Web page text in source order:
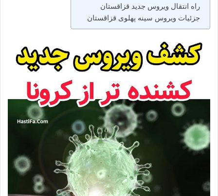
راه انتقال ویروس جدید قزاقستان
جزئیات ویروس سینه پهلوی قزاقستان